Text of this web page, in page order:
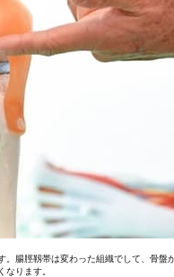
腸脛靱帯は変わった組織でして、骨
ります。